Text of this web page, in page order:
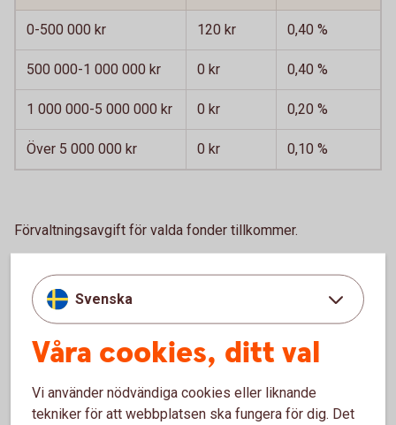
0-500 000 kr 120 kr 0,40 %
500 000-1 000 000 kr 0 kr 0,40 %
1 000 000-5 000 000 kr 0 kr 0,20 %
Över 5 000 000 kr 0 kr 0,10 %
Förvaltningsavgift för valda fonder tillkommer.
procent på bankkontor eller via Kundcenter.
Ingen försäkringsavgift för innehav överstigande 500 000
kr i följande utvalda fondportföljer.
Swedbank Roburs Private Banking-portföljer
Indecap Fondguide Bas och Offensiv (Sparbankerna)
Svenska
Våra cookies, ditt val
Vi använder nödvändiga cookies eller liknande
tekniker för att webbplatsen ska fungera för dig. Det